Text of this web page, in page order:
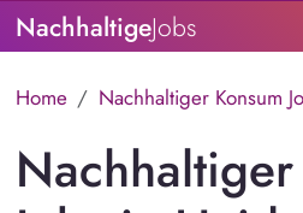
NachhaltigeJobs
Home Nachhaltiger Konsum